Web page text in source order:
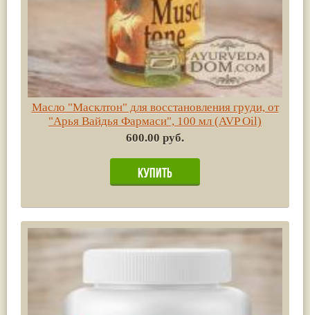
Масло "Масклтон" для восстановления груди, от
"Арья Вайдья Фармаси", 100 мл (AVP Oil)
600.00 руб.